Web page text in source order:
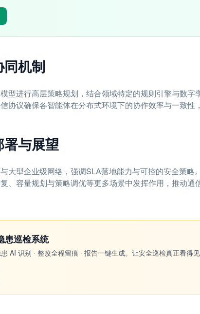
机制
型进行高层策略规划，结合领域特定的规则引擎与数
协议确保各智能体在分布式环境下的协作效率与一致
与展望
大型企业级网络，强调SLA落地能力与可控的安全策略
、容量规划与策略调优等更多场景中发挥作用，推动
患巡检系统
AI 识别 · 整改全程留痕 · 报告一键生成。让安全巡检真正看得